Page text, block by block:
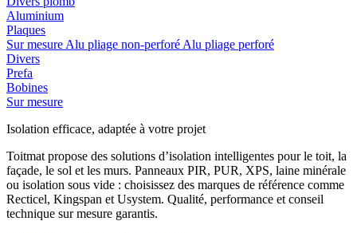
Aluminium
Plaques
Sur mesure Alu pliage non-perforé Alu pliage perforé
Divers
Prefa
Bobines
Sur mesure
Isolation efficace, adaptée à votre projet
Toitmat propose des solutions d’isolation intelligentes pour le toit, la
façade, le sol et les murs. Panneaux PIR, PUR, XPS, laine minérale
ou isolation sous vide : choisissez des marques de référence comme
Recticel, Kingspan et Usystem. Qualité, performance et conseil
technique sur mesure garantis.